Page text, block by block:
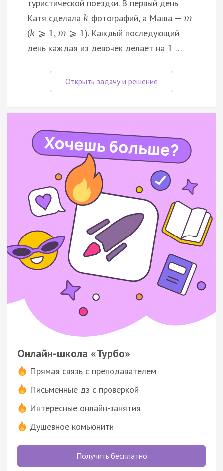
туристической поездки. В первый день
Катя сделала k фотографий, а Маша — m
(k ⩾ 1 , m ⩾ 1). Каждый последующий
день каждая из девочек делает на 1 …
Онлайн-школа «Турбо»
Прямая связь с преподавателем
Письменные дз с проверкой
Интересные онлайн-занятия
Душевное комьюнити
Получить бесплатно